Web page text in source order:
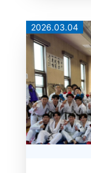
2026.03.04